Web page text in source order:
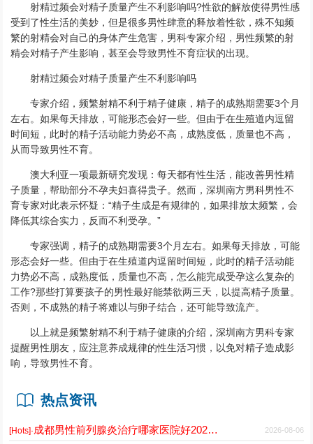
射精过频会对精子质量产生不利影响吗?性欲的解放使得男性感
受到了性生活的美妙，但是很多男性肆意的释放着性欲，殊不知频
繁的射精会对自己的身体产生危害，男科专家介绍，男性频繁的射
精会对精子产生影响，甚至会导致男性不育症状的出现。
射精过频会对精子质量产生不利影响吗
专家介绍，频繁射精不利于精子健康，精子的成熟期需要3个月
左右。如果每天排放，可能形态会好一些。但由于在生殖道内逗留
时间短，此时的精子活动能力势必不高，成熟度低，质量也不高，
从而导致男性不育。
澳大利亚一项最新研究发现：每天都有性生活，能改善男性精
子质量，帮助部分不孕夫妇喜得贵子。然而，深圳南方男科男性不
育专家对此表示怀疑：“精子生成是有规律的，如果排放太频繁，会
降低其综合实力，反而不利受孕。”
专家强调，精子的成熟期需要3个月左右。如果每天排放，可能
形态会好一些。但由于在生殖道内逗留时间短，此时的精子活动能
力势必不高，成熟度低，质量也不高，怎么能完成受孕这么复杂的
工作?那些打算要孩子的男性最好能禁欲两三天，以提高精子质量。
否则，不成熟的精子将难以与卵子结合，还可能导致流产。
以上就是频繁射精不利于精子健康的介绍，深圳南方男科专家
提醒男性朋友，应注意养成规律的性生活习惯，以免对精子造成影
响，导致男性不育。
热点资讯
[Hots]·成都男性前列腺炎治疗哪家医院好2026正规男科专科推荐 2026-08-06